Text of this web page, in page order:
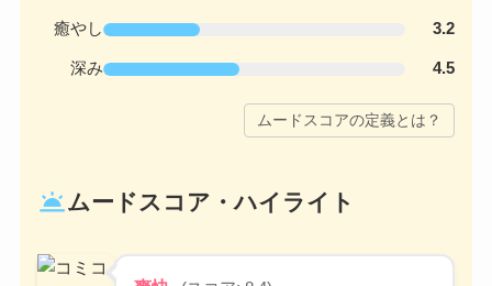
癒やし 3.2
深み 4.5
ムードスコアの定義とは？
wb_twilightムードスコア・ハイライト